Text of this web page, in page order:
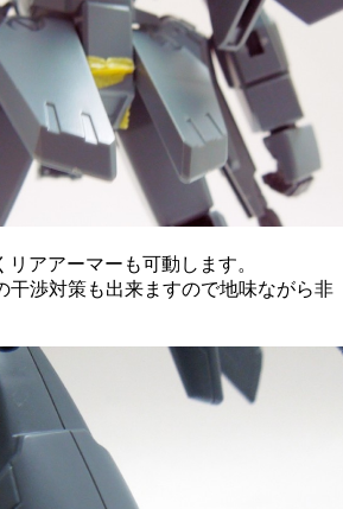
アアーマーも可動します。
干渉対策も出来ますので地味ながら非